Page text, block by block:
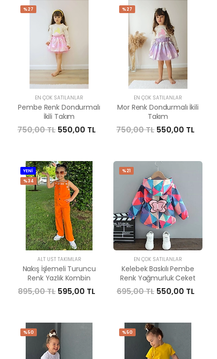
%27
EN ÇOK SATILANLAR
Pembe Renk Dondurmalı
İkili Takım
750,00 TL 550,00 TL
%27
EN ÇOK SATILANLAR
Mor Renk Dondurmalı İkili
Takım
750,00 TL 550,00 TL
YENİ
%34
ALT ÜST TAKIMLAR
Nakış İşlemeli Turuncu
Renk Yazlık Kombin
895,00 TL 595,00 TL
%21
EN ÇOK SATILANLAR
Kelebek Baskılı Pembe
Renk Yağmurluk Ceket
695,00 TL 550,00 TL
%50 %50